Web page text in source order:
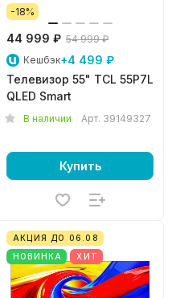
-18%
44 999 ₽ 54 999 ₽
Кешбэк+4 499 ₽
Телевизор 55" TCL 55P7L
QLED Smart
В наличии Арт. 39149327
Купить
АКЦИЯ ДО 06.08
НОВИНКА
ХИТ